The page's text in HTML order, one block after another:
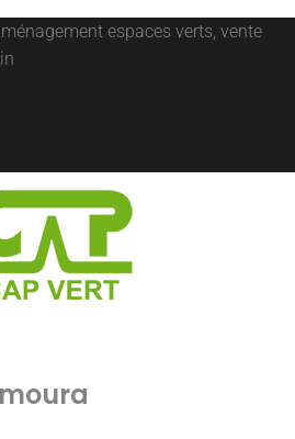
espaces verts, vente